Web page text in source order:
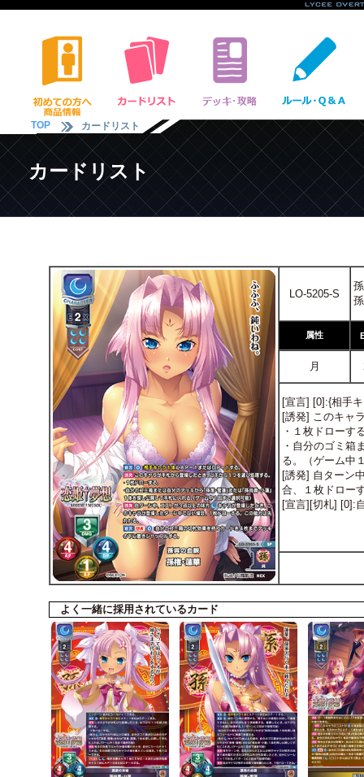
TOP カードリスト
カードリスト
LO-5205-S
属性
月
[宣言] [0]:{相手
[誘発] このキャ
・１枚ドローす
・自分のゴミ箱
る。（ゲーム中
[誘発] 自ターン
合、１枚ドロー
[宣言][切札] [0]:
よく一緒に採用されているカード